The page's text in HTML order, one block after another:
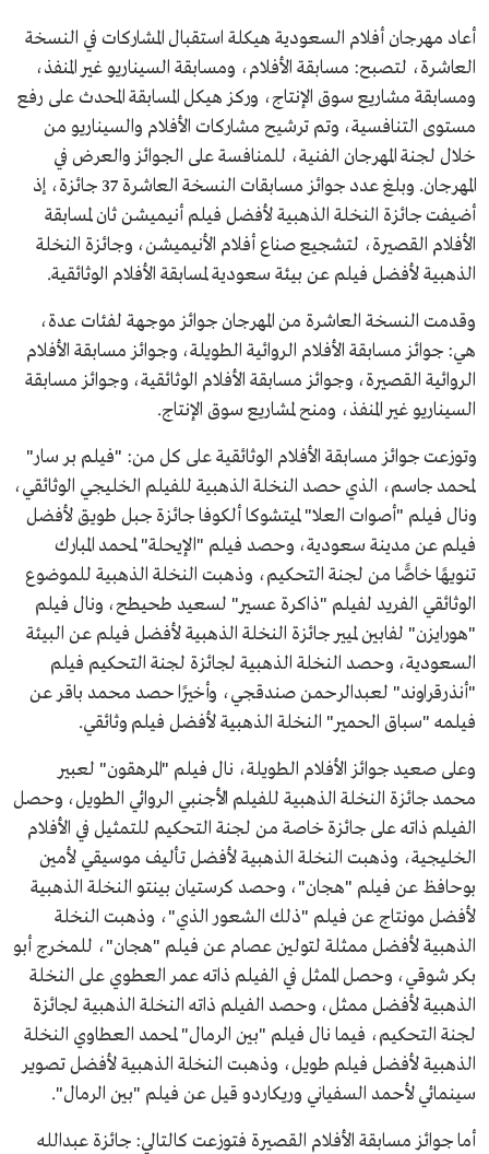
أعاد مهرجان أفلام السعودية هيكلة استقبال المشاركات في النسخة
العاشرة، لتصبح: مسابقة الأفلام، ومسابقة السيناريو غير المنفذ،
ومسابقة مشاريع سوق الإنتاج، وركز هيكل المسابقة المحدث على رفع
مستوى التنافسية، وتم ترشيح مشاركات الأفلام والسيناريو من
خلال لجنة المهرجان الفنية، للمنافسة على الجوائز والعرض في
المهرجان. وبلغ عدد جوائز مسابقات النسخة العاشرة 37 جائزة، إذ
أضيفت جائزة النخلة الذهبية لأفضل فيلم أنيميشن ثان لمسابقة
الأفلام القصيرة، لتشجيع صناع أفلام الأنيميشن، وجائزة النخلة
الذهبية لأفضل فيلم عن بيئة سعودية لمسابقة الأفلام الوثائقية.
وقدمت النسخة العاشرة من المهرجان جوائز موجهة لفئات عدة،
هي: جوائز مسابقة الأفلام الروائية الطويلة، وجوائز مسابقة الأفلام
الروائية القصيرة، وجوائز مسابقة الأفلام الوثائقية، وجوائز مسابقة
السيناريو غير المنفذ، ومنح لمشاريع سوق الإنتاج.
وتوزعت جوائز مسابقة الأفلام الوثائقية على كل من: "فيلم بر سار"
لمحمد جاسم، الذي حصد النخلة الذهبية للفيلم الخليجي الوثائقي،
ونال فيلم "أصوات العلا" لميتشوكا ألكوفا جائزة جبل طويق لأفضل
فيلم عن مدينة سعودية، وحصد فيلم "الإيحلة" لمحمد المبارك
تنويهًا خاصًّا من لجنة التحكيم، وذهبت النخلة الذهبية للموضوع
الوثائقي الفريد لفيلم "ذاكرة عسير" لسعيد طحيطح، ونال فيلم
"هورايزن" لفابين لميير جائزة النخلة الذهبية لأفضل فيلم عن البيئة
السعودية، وحصد النخلة الذهبية لجائزة لجنة التحكيم فيلم
"أنذرقراوند" لعبدالرحمن صندقجي، وأخيرًا حصد محمد باقر عن
فيلمه "سباق الحمير" النخلة الذهبية لأفضل فيلم وثائقي.
وعلى صعيد جوائز الأفلام الطويلة، نال فيلم "المرهقون" لعبير
محمد جائزة النخلة الذهبية للفيلم الأجنبي الروائي الطويل، وحصل
الفيلم ذاته على جائزة خاصة من لجنة التحكيم للتمثيل في الأفلام
الخليجية، وذهبت النخلة الذهبية لأفضل تأليف موسيقي لأمين
بوحافظ عن فيلم "هجان"، وحصد كرستيان بينتو النخلة الذهبية
لأفضل مونتاج عن فيلم "ذلك الشعور الذي"، وذهبت النخلة
الذهبية لأفضل ممثلة لتولين عصام عن فيلم "هجان"، للمخرج أبو
بكر شوقي، وحصل الممثل في الفيلم ذاته عمر العطوي على النخلة
الذهبية لأفضل ممثل، وحصد الفيلم ذاته النخلة الذهبية لجائزة
لجنة التحكيم، فيما نال فيلم "بين الرمال" لمحمد العطاوي النخلة
الذهبية لأفضل فيلم طويل، وذهبت النخلة الذهبية لأفضل تصوير
سينمائي لأحمد السفياني وريكاردو قيل عن فيلم "بين الرمال".
أما جوائز مسابقة الأفلام القصيرة فتوزعت كالتالي: جائزة عبدالله